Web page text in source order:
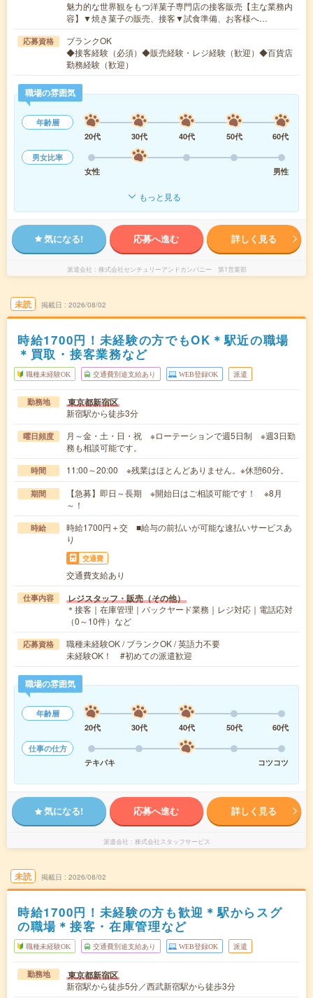
魅力的な世界観をもつ洋菓子専門店の接客販売【主な業務内
容】▼焼き菓子の販売、接客▼試食準備、お客様へ…
応募資格
ブランクOK
◆接客経験（必須）◆販売経験・レジ経験（歓迎）◆百貨店
勤務経験（歓迎）
職場の雰囲気
年齢層
20代
30代 40代 50代
60代
男女比率
女性
男性
もっと見る
気になる! 応募へ進む 詳しく見る
派遣会社 株式会社センチュリーアンドカンパニー 第1営業部
未読 掲載日 2026/08/02
時給1700円！未経験の方でもOK＊駅近の職場
＊買取・接客業務など
職種未経験OK 交通費別途支給あり WEB登録OK 派遣
勤務地 東京都新宿区
新宿駅から徒歩3分
曜日頻度
月～金・土・日・祝 ※ローテーションで週5日制 ※週3日勤
務も相談可能です。
時間 11:00～20:00 ※残業はほとんどありません。※休憩60分。
期間
【急募】即日～長期 ※開始日はご相談可能です！ ※8月
～！
時給
時給1700円＋交 ■給与の前払いが可能な速払いサービスあ
り
交通費
交通費支給あり
仕事内容 レジスタッフ・販売（その他）
＊接客｜在庫管理｜バックヤード業務｜レジ対応｜電話応対
（0～10件）など
応募資格
職種未経験OK / ブランクOK / 英語力不要
未経験OK！ #初めての派遣歓迎
職場の雰囲気
年齢層
20代
30代 40代 50代
60代
仕事の仕方
テキパキ
コツコツ
気になる! 応募へ進む 詳しく見る
派遣会社 株式会社スタッフサービス
未読 掲載日 2026/08/02
時給1700円！未経験の方も歓迎＊駅からスグ
の職場＊接客・在庫管理など
職種未経験OK 交通費別途支給あり WEB登録OK 派遣
勤務地 東京都新宿区
新宿駅から徒歩5分／西武新宿駅から徒歩3分